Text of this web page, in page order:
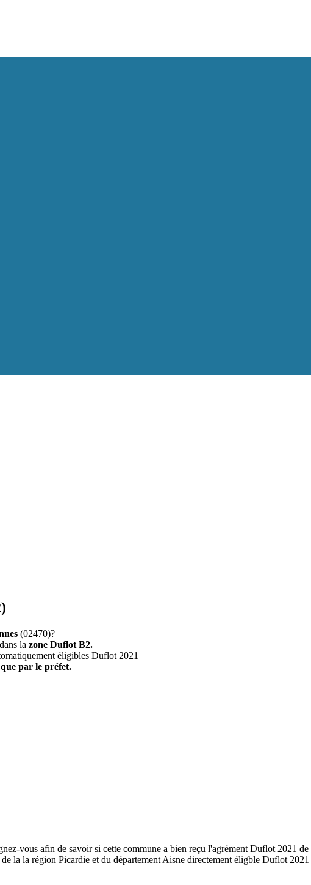
(02470)?
la zone Duflot B2.
éligibles Duflot 2021
par le préfet.
vous afin de savoir si cette commune a bien reçu l'agrément Duflot 2021
la la région Picardie et du département Aisne directement éligble Duflot